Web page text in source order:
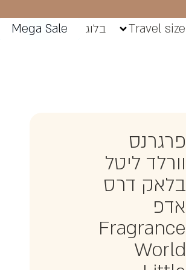
Travel size בלוג Mega Sale
פרגרנס
וורלד ליטל
בלאק דרס
אדפ
Fragrance
World